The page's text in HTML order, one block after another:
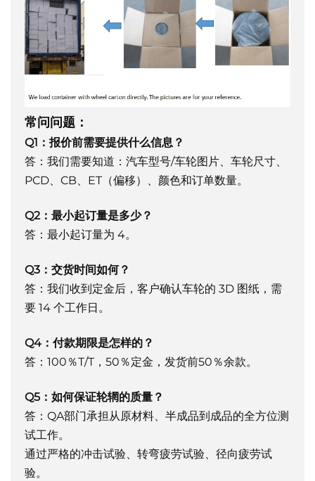
常问问题：
Q1：报价前需要提供什么信息？
答：我们需要知道：汽车型号/车轮图片、车轮尺寸、
PCD、CB、ET（偏移）、颜色和订单数量。
Q2：最小起订量是多少？
答：最小起订量为 4。
Q3：交货时间如何？
答：我们收到定金后，客户确认车轮的 3D 图纸，需
要 14 个工作日。
Q4：付款期限是怎样的？
答：100％T/T，50％定金，发货前50％余款。
Q5：如何保证轮辋的质量？
答：QA部门承担从原材料、半成品到成品的全方位测
试工作。
通过严格的冲击试验、转弯疲劳试验、径向疲劳试
验。